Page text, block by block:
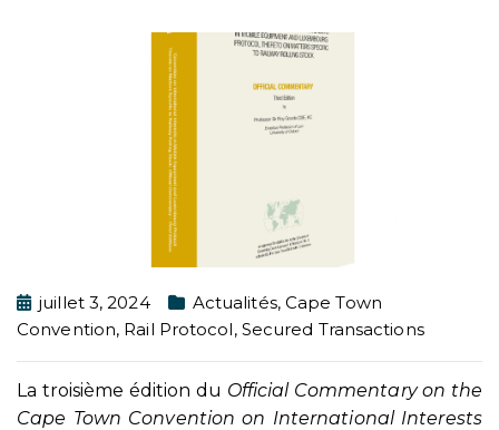
juillet 3, 2024 Actualités, Cape Town
Convention, Rail Protocol, Secured Transactions
La troisième édition du Official Commentary on the
Cape Town Convention on International Interests